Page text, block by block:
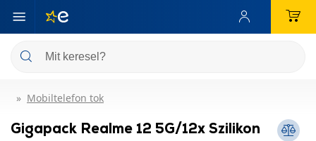
Mobiltelefon tok
Gigapack Realme 12 5G/12x Szilikon